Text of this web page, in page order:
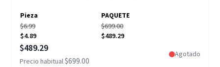
Pieza
PAQUETE
$6.99
$4.89
$699.00
$489.29
Precio especial
$489.29
Precio habitual$699.00
Agotado